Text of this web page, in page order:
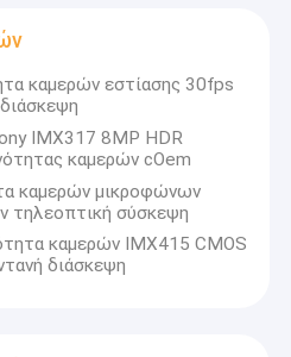
καμερών εστίασης 30fps
IMX317 8MP HDR
καμερών cOem
καμερών μικροφώνων
τηλεοπτική σύσκεψη
καμερών IMX415 CMOS
διάσκεψη